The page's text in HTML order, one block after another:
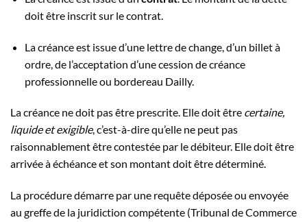
doit être inscrit sur le contrat.
La créance est issue d’une lettre de change, d’un billet à
ordre, de l’acceptation d’une cession de créance
professionnelle ou bordereau Dailly.
La créance ne doit pas être prescrite. Elle doit être certaine,
liquide et exigible, c’est-à-dire qu’elle ne peut pas
raisonnablement être contestée par le débiteur. Elle doit être
arrivée à échéance et son montant doit être déterminé.
La procédure démarre par une requête déposée ou envoyée
au greffe de la juridiction compétente (Tribunal de Commerce